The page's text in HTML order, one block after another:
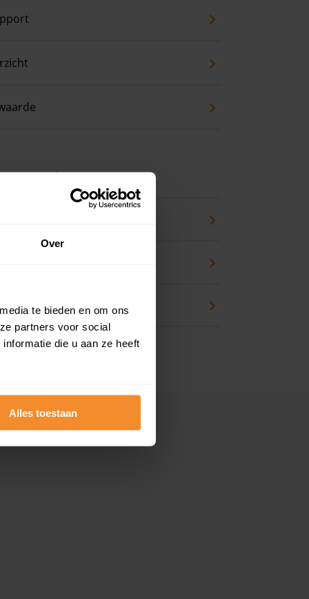
Over
te bieden en om ons
partners voor social
die u aan ze heeft
Alles toestaan